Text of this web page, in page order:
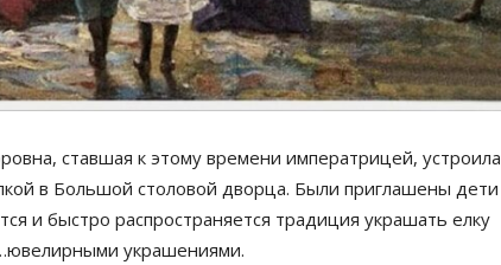
ставшая к этому времени императрицей, устроила
в Большой столовой дворца. Были приглашены дети
и быстро распространяется традиция украшать елку
украшениями.